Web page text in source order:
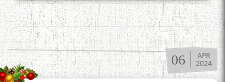
06
APR
2024
به عبارت دیگر: گفتگو با مومن
قناعت Mumin Qanoat